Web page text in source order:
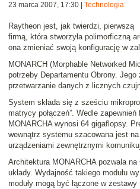
23 marca 2007, 17:30 Technologia
Raytheon jest, jak twierdzi, pierwszą
firmą, która stworzyła polimorficzną
ona zmieniać swoją konfigurację w
MONARCH (Morphable Networked
potrzeby Departamentu Obrony.
przetwarzanie danych z licznych
System składa się z sześciu
matrycy połączeń”. Wedle
MONARCHA wynosi 64 gigaflopsy.
wewnątrz systemu szacowana jest
urządzeniami zewnętrznymi
Architektura MONARCHA pozwala na
układy. Wydajność takiego modułu
moduły mogą być łączone w